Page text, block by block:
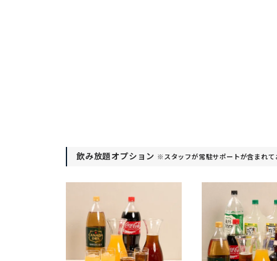
飲み放題オプション ※スタッフが常駐サポートが含まれて